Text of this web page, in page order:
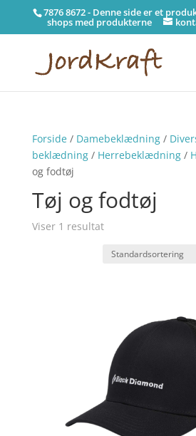
7876 8672 - Denne side er et
shops med produkterne
Forside/ Damebeklædning/
beklædning/ Herrebeklædning/
og fodtøj
Tøj og fodtøj
Viser 1 resultat